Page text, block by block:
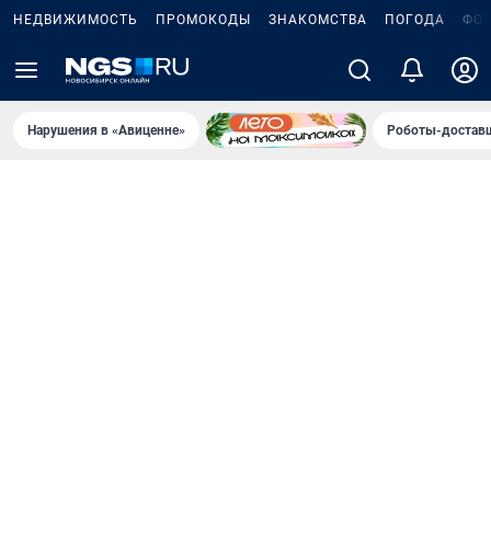
НЕДВИЖИМОСТЬ ПРОМОКОДЫ ЗНАКОМСТВА ПОГОДА
Нарушения в «Авиценне» Роботы-